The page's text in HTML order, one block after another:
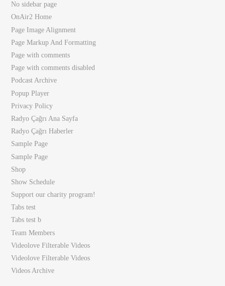
No sidebar page
OnAir2 Home
Page Image Alignment
Page Markup And Formatting
Page with comments
Page with comments disabled
Podcast Archive
Popup Player
Privacy Policy
Radyo Çağrı Ana Sayfa
Radyo Çağrı Haberler
Sample Page
Sample Page
Shop
Show Schedule
Support our charity program!
Tabs test
Tabs test b
Team Members
Videolove Filterable Videos
Videolove Filterable Videos
Videos Archive